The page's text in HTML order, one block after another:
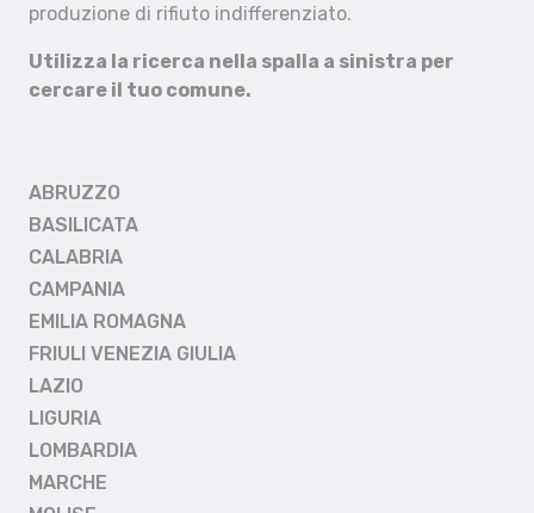
produzione di rifiuto indifferenziato.
Utilizza la ricerca nella spalla a sinistra per
cercare il tuo comune.
ABRUZZO
BASILICATA
CALABRIA
CAMPANIA
EMILIA ROMAGNA
FRIULI VENEZIA GIULIA
LAZIO
LIGURIA
LOMBARDIA
MARCHE